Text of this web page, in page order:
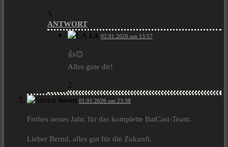
5
ANTWORT
LA 02.01.2026 um 13:57
👍😊
Alles gute dir!
2
Sören 01.01.2026 um 23:38
Frohes neues Jahr, für das komplette BatCast-Team.
Lieber Bernd, alles gut für die Zukunft.